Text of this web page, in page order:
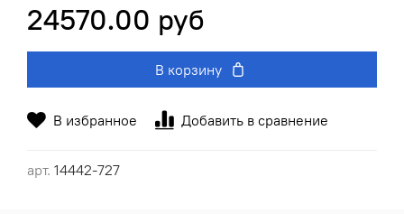
В избранное Добавить в сравнение
арт. 14442-727
24570.00 руб
В корзину